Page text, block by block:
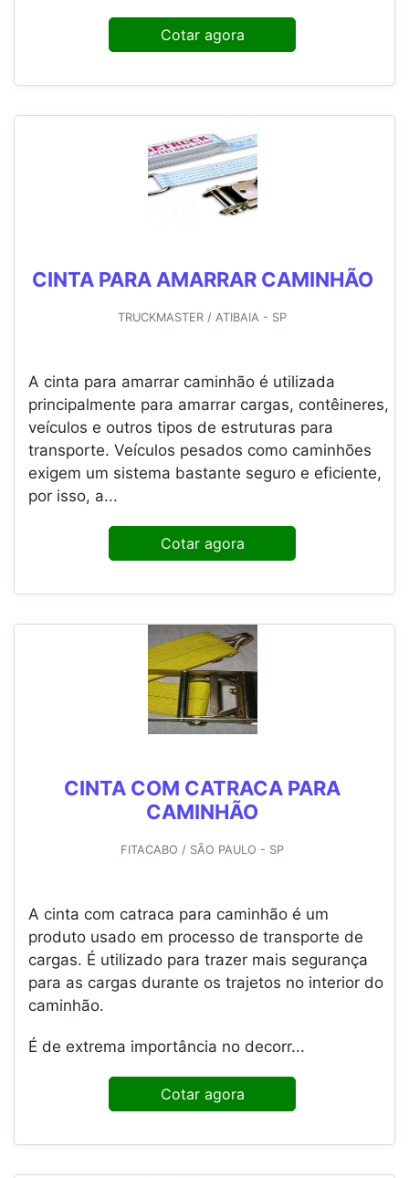
Cotar agora
CINTA PARA AMARRAR CAMINHÃO
TRUCKMASTER / ATIBAIA - SP
A cinta para amarrar caminhão é utilizada
principalmente para amarrar cargas, contêineres,
veículos e outros tipos de estruturas para
transporte. Veículos pesados como caminhões
exigem um sistema bastante seguro e eficiente,
por isso, a...
Cotar agora
CINTA COM CATRACA PARA
CAMINHÃO
FITACABO / SÃO PAULO - SP
A cinta com catraca para caminhão é um
produto usado em processo de transporte de
cargas. É utilizado para trazer mais segurança
para as cargas durante os trajetos no interior do
caminhão.
É de extrema importância no decorr...
Cotar agora